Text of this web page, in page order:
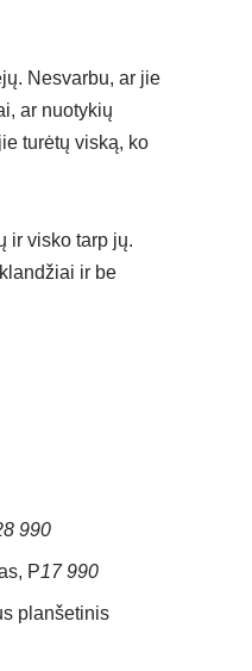
Nesvarbu, ar jie
ar nuotykių
turėtų viską, ko
ir visko tarp jų.
ir be
990
, P17 990
planšetinis